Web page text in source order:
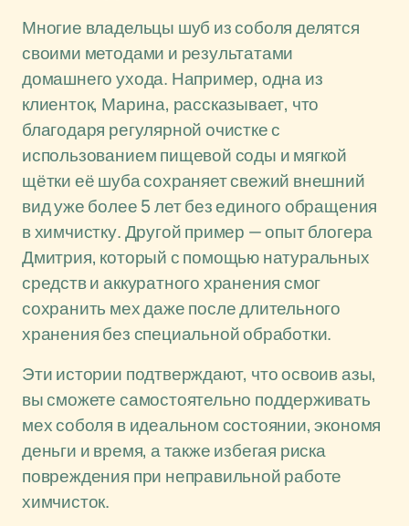
Многие владельцы шуб из соболя делятся
своими методами и результатами
домашнего ухода. Например, одна из
клиенток, Марина, рассказывает, что
благодаря регулярной очистке с
использованием пищевой соды и мягкой
щётки её шуба сохраняет свежий внешний
вид уже более 5 лет без единого обращения
в химчистку. Другой пример — опыт блогера
Дмитрия, который с помощью натуральных
средств и аккуратного хранения смог
сохранить мех даже после длительного
хранения без специальной обработки.
Эти истории подтверждают, что освоив азы,
вы сможете самостоятельно поддерживать
мех соболя в идеальном состоянии, экономя
деньги и время, а также избегая риска
повреждения при неправильной работе
химчисток.